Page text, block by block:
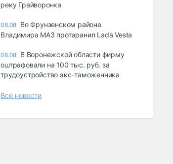
реку Грайворонка
06.08 Во Фрунзенском районе
Владимира МАЗ протаранил Lada Vesta
06.08 В Воронежской области фирму
оштрафовали на 100 тыс. руб. за
трудоустройство экс-таможенника
Все новости